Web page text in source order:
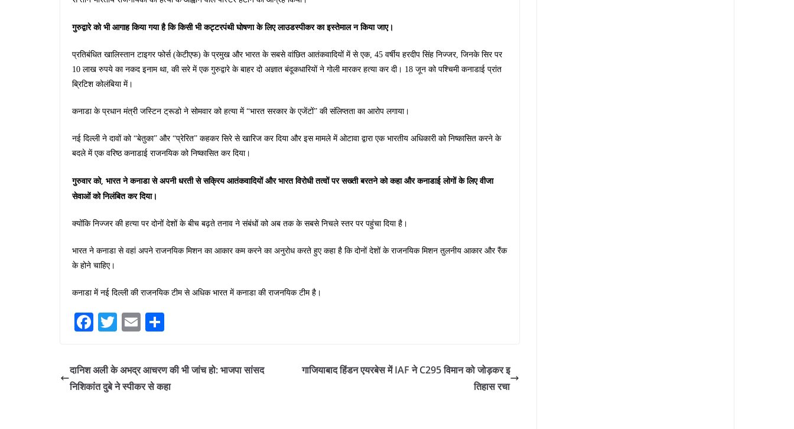
गुरुद्वारे को भी आगाह किया गया है कि किसी भी कट्टरपंथी घोषणा के लिए लाउडस्पीकर का इस्तेमाल न किया जाए।
प्रतिबंधित खालिस्तान टाइगर फोर्स (केटीएफ) के प्रमुख और भारत के सबसे वांछित आतंकवादियों में से एक, 45 वर्षीय हरदीप सिंह निज्जर, जिनके सिर पर
10 लाख रुपये का नकद इनाम था, की सरे में एक गुरुद्वारे के बाहर दो अज्ञात बंदूकधारियों ने गोली मारकर हत्या कर दी। 18 जून को पश्चिमी कनाडाई प्रांत
ब्रिटिश कोलंबिया में।
कनाडा के प्रधान मंत्री जस्टिन ट्रूडो ने सोमवार को हत्या में “भारत सरकार के एजेंटों” की संलिप्तता का आरोप लगाया।
नई दिल्ली ने दावों को “बेतुका” और “प्रेरित” कहकर सिरे से खारिज कर दिया और इस मामले में ओटावा द्वारा एक भारतीय अधिकारी को निष्कासित करने के
बदले में एक वरिष्ठ कनाडाई राजनयिक को निष्कासित कर दिया।
गुरुवार को, भारत ने कनाडा से अपनी धरती से सक्रिय आतंकवादियों और भारत विरोधी तत्वों पर सख्ती बरतने को कहा और कनाडाई लोगों के लिए वीजा
सेवाओं को निलंबित कर दिया।
क्योंकि निज्जर की हत्या पर दोनों देशों के बीच बढ़ते तनाव ने संबंधों को अब तक के सबसे निचले स्तर पर पहुंचा दिया है।
भारत ने कनाडा से वहां अपने राजनयिक मिशन का आकार कम करने का अनुरोध करते हुए कहा है कि दोनों देशों के राजनयिक मिशन तुलनीय आकार और रैंक
के होने चाहिए।
कनाडा में नई दिल्ली की राजनयिक टीम से अधिक भारत में कनाडा की राजनयिक टीम है।
Fa
bo
ok
T
r
E
re
दानिश अली के अभद्र आचरण की भी जांच हो: भाजपा सांसद
निशिकांत दुबे ने स्पीकर से कहा
गाजियाबाद हिंडन एयरबेस में IAF ने C295 विमान को जोड़कर इ
तिहास रचा